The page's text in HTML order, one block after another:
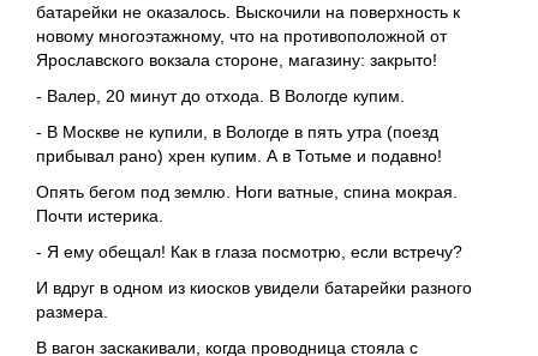
батарейки не оказалось. Выскочили на поверхность к
новому многоэтажному, что на противоположной от
Ярославского вокзала стороне, магазину: закрыто!
- Валер, 20 минут до отхода. В Вологде купим.
- В Москве не купили, в Вологде в пять утра (поезд
прибывал рано) хрен купим. А в Тотьме и подавно!
Опять бегом под землю. Ноги ватные, спина мокрая.
Почти истерика.
- Я ему обещал! Как в глаза посмотрю, если встречу?
И вдруг в одном из киосков увидели батарейки разного
размера.
В вагон заскакивали, когда проводница стояла с